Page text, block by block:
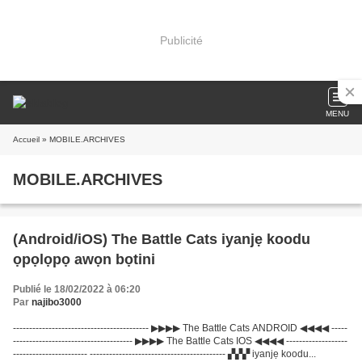
Publicité
MENU
Accueil » MOBILE.ARCHIVES
MOBILE.ARCHIVES
(Android/iOS) The Battle Cats iyanjẹ koodu
ọpọlọpọ awọn bọtini
Publié le 18/02/2022 à 06:20
Par najibo3000
------------------------------------------ ▶▶▶▶ The Battle Cats ANDROID ◀◀◀◀ -----
------------------------------------- ▶▶▶▶ The Battle Cats IOS ◀◀◀◀ -------------------
----------------------- ------------------------------------------ ▞▞▞ iyanjẹ koodu...